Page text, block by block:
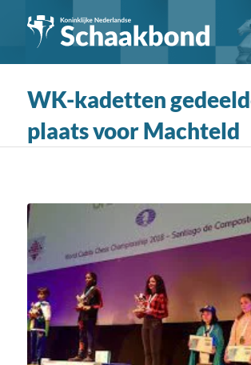
WK-kadetten
plaats voor Machteld